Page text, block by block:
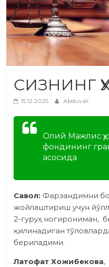
СИЗНИНГ
15.12.2025 Abduvali
Олий Мажлис
фондининг
асосида
Савол: Фарзандимни
жойлаштириш учун
2-гуруҳ ногирониман,
қилинадиган
бериладими.
Латофат Хожибекова,